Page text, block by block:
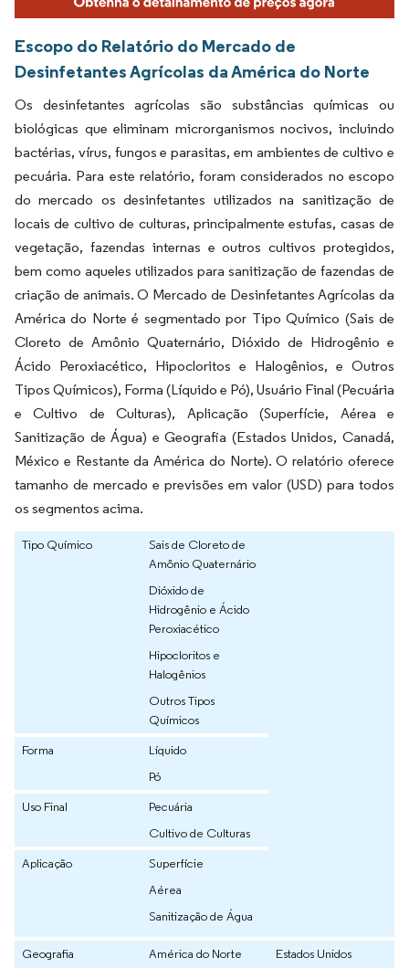
Escopo do Relatório do Mercado de
Desinfetantes Agrícolas da América do Norte
Os desinfetantes agrícolas são substâncias químicas ou
biológicas que eliminam microrganismos nocivos, incluindo
bactérias, vírus, fungos e parasitas, em ambientes de cultivo e
pecuária. Para este relatório, foram considerados no escopo
do mercado os desinfetantes utilizados na sanitização de
locais de cultivo de culturas, principalmente estufas, casas de
vegetação, fazendas internas e outros cultivos protegidos,
bem como aqueles utilizados para sanitização de fazendas de
criação de animais. O Mercado de Desinfetantes Agrícolas da
América do Norte é segmentado por Tipo Químico (Sais de
Cloreto de Amônio Quaternário, Dióxido de Hidrogênio e
Ácido Peroxiacético, Hipocloritos e Halogênios, e Outros
Tipos Químicos), Forma (Líquido e Pó), Usuário Final (Pecuária
e Cultivo de Culturas), Aplicação (Superfície, Aérea e
Sanitização de Água) e Geografia (Estados Unidos, Canadá,
México e Restante da América do Norte). O relatório oferece
tamanho de mercado e previsões em valor (USD) para todos
os segmentos acima.
Tipo Químico
Sais de Cloreto de
Amônio Quaternário
Dióxido de
Hidrogênio e Ácido
Peroxiacético
Hipocloritos e
Halogênios
Outros Tipos
Químicos
Forma
Líquido
Pó
Uso Final
Pecuária
Cultivo de Culturas
Aplicação
Superfície
Aérea
Sanitização de Água
Geografia América do Norte
Estados Unidos